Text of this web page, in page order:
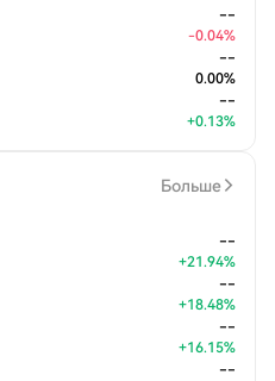
--
-0.04%
--
0.00%
--
+0.13%
Больше
--
+21.94%
--
+18.48%
--
+16.15%
--